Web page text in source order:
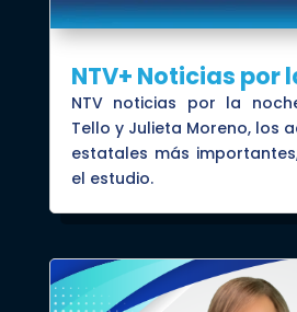
NTV+ Noticias por
NTV noticias por la
Tello y Julieta Moreno, los
estatales más
el estudio.